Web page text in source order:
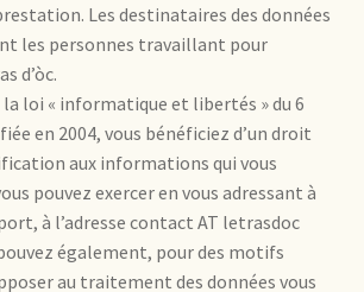
Les destinataires des données
les personnes travaillant pour
d’òc.
loi « informatique et libertés » du 6
en 2004, vous bénéficiez d’un droit
aux informations qui vous
pouvez exercer en vous adressant à
à l’adresse contact AT letrasdoc
également, pour des motifs
au traitement des données vous